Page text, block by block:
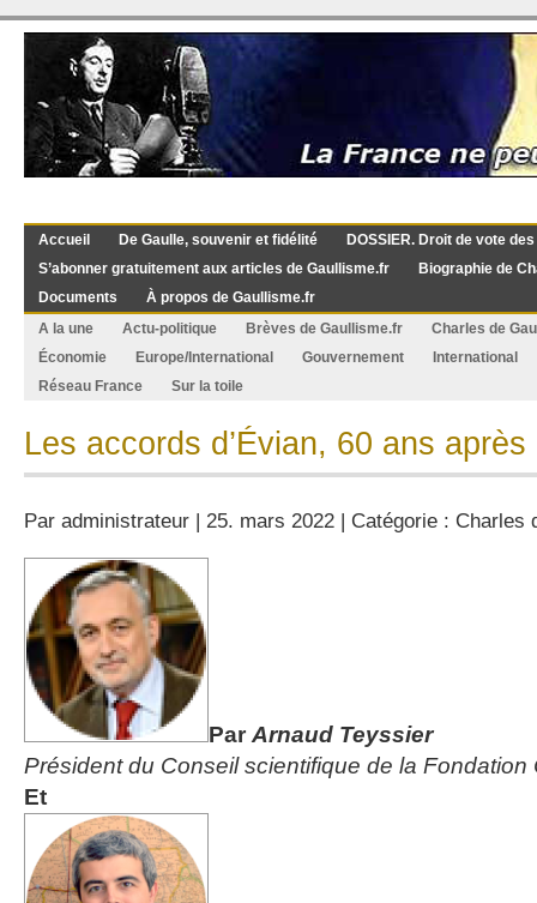
Accueil De Gaulle, souvenir et fidélité
DOSSIER. Droit de vote
S’abonner gratuitement aux articles de Gaullisme.fr
Biographie de
Documents
À propos de Gaullisme.fr
A la une
Actu-politique Brèves de Gaullisme.fr
Charles de
Économie
Europe/International Gouvernement
International
Réseau France
Sur la toile
Les accords d’Évian, 60 ans après
Par administrateur | 25. mars 2022 | Catégorie : Charles
Par Arnaud Teyssier
Président du Conseil scientifique de la Fondation
Et